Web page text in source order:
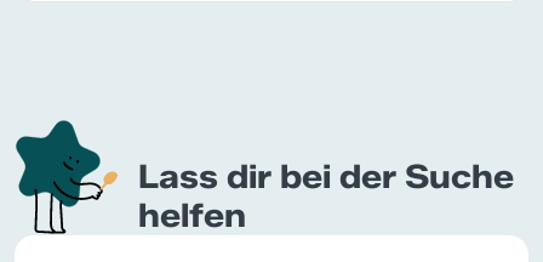
Lass dir bei der Suche
helfen